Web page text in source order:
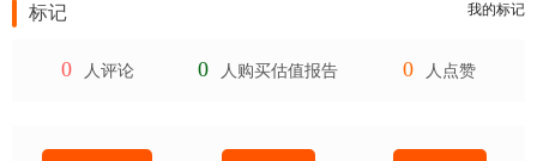
标记 我的标记
0 人评论 0 人购买估值报告 0 人点赞